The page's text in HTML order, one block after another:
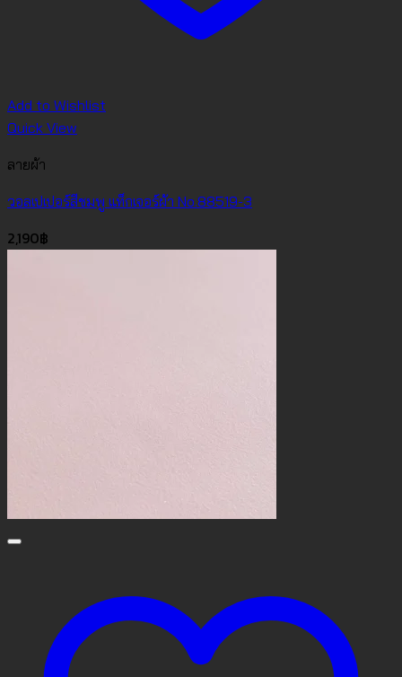
Add to Wishlist
Quick View
ลายผ้า
วอลเปเปอร์สีชมพู แท็กเจอร์ผ้า No.88519-3
2,190฿